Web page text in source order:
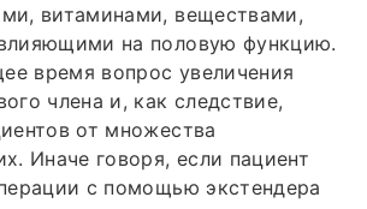
витаминами, веществами,
на половую функцию.
время вопрос увеличения
члена и, как следствие,
от множества
Иначе говоря, если пациент
с помощью экстендера